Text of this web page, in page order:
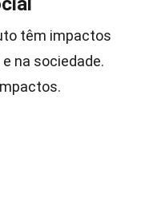
têm impactos
na sociedade.